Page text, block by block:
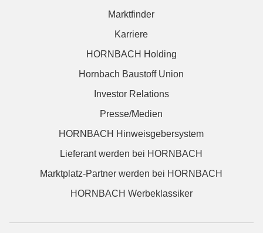
Marktfinder
Karriere
HORNBACH Holding
Hornbach Baustoff Union
Investor Relations
Presse/Medien
HORNBACH Hinweisgebersystem
Lieferant werden bei HORNBACH
Marktplatz-Partner werden bei HORNBACH
HORNBACH Werbeklassiker